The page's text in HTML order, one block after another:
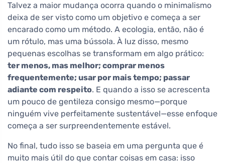
Talvez a maior mudança ocorra quando o minimalismo
deixa de ser visto como um objetivo e começa a ser
encarado como um método. A ecologia, então, não é
um rótulo, mas uma bússola. À luz disso, mesmo
pequenas escolhas se transformam em algo prático:
ter menos, mas melhor; comprar menos
frequentemente; usar por mais tempo; passar
adiante com respeito. E quando a isso se acrescenta
um pouco de gentileza consigo mesmo—porque
ninguém vive perfeitamente sustentável—esse enfoque
começa a ser surpreendentemente estável.
No final, tudo isso se baseia em uma pergunta que é
muito mais útil do que contar coisas em casa: isso